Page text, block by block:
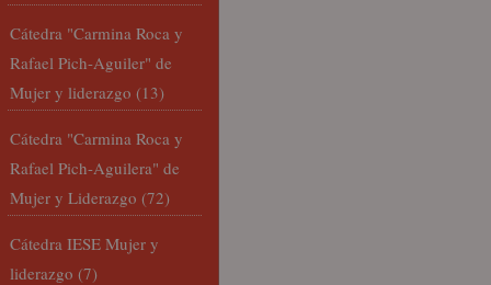
Cátedra "Carmina Roca y
Rafael Pich-Aguiler" de
Mujer y liderazgo (13)
Cátedra "Carmina Roca y
Rafael Pich-Aguilera" de
Mujer y Liderazgo (72)
Cátedra IESE Mujer y
liderazgo (7)